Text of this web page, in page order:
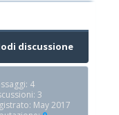
discussione
4
3
May 2017